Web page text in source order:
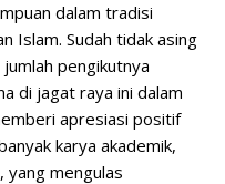
dalam tradisi
Islam. Sudah tidak asing
pengikutnya
di jagat raya ini dalam
apresiasi positif
karya akademik,
yang mengulas